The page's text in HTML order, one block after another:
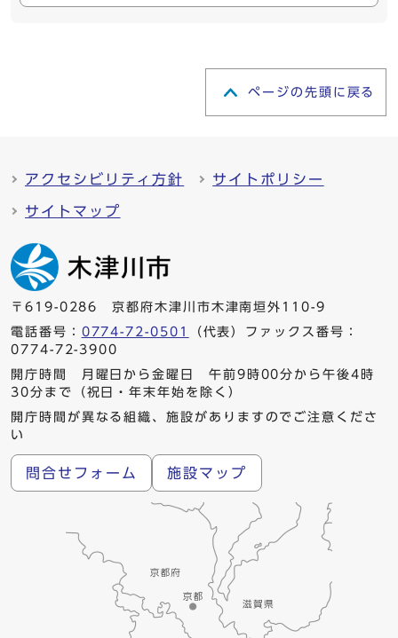
ページの先頭に戻る
アクセシビリティ方針 サイトポリシー
サイトマップ
〒619-0286 京都府木津川市木津南垣外110-9
電話番号： 0774-72-0501
（代表）ファックス番号：
0774-72-3900
開庁時間 月曜日から金曜日 午前9時00分から午後4時
30分まで（祝日・年末年始を除く）
開庁時間が異なる組織、施設がありますのでご注意くださ
い
問合せフォーム 施設マップ